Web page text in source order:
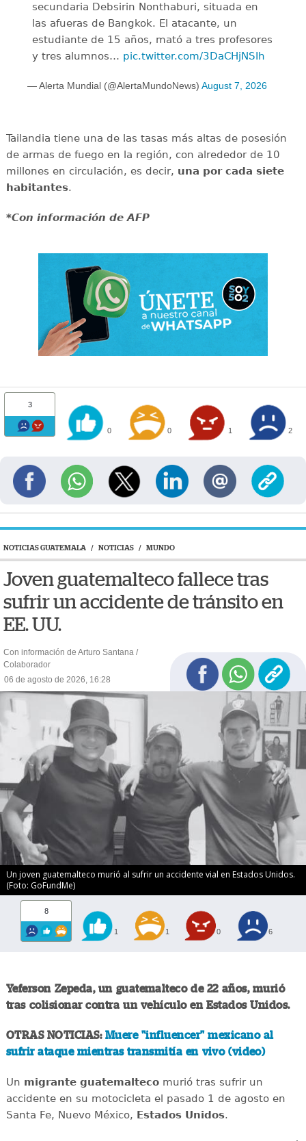
secundaria Debsirin Nonthaburi, situada en
las afueras de Bangkok. El atacante, un
estudiante de 15 años, mató a tres profesores
y tres alumnos… pic.twitter.com/3DaCHjNSIh
— Alerta Mundial (@AlertaMundoNews) August 7, 2026
Tailandia tiene una de las tasas más altas de posesión
de armas de fuego en la región, con alrededor de 10
millones en circulación, es decir, una por cada siete
habitantes.
*Con información de AFP
3
0 0 1 2
NOTICIAS GUATEMALA / NOTICIAS / MUNDO
Joven guatemalteco fallece tras
sufrir un accidente de tránsito en
EE. UU.
Con información de Arturo Santana /
Colaborador
06 de agosto de 2026, 16:28
Un joven guatemalteco murió al sufrir un accidente vial en Estados Unidos.
(Foto: GoFundMe)
8
1 1 0 6
Yeferson Zepeda, un guatemalteco de 22 años, murió
tras colisionar contra un vehículo en Estados Unidos.
OTRAS NOTICIAS: Muere "influencer" mexicano al
sufrir ataque mientras transmitía en vivo (video)
Un migrante guatemaltecomurió tras sufrir un
accidente en su motocicleta el pasado 1 de agosto en
Santa Fe, Nuevo México, Estados Unidos.